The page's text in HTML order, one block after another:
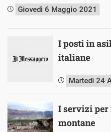
Giovedì 6 Maggio 2021
I posti in
italiane
Martedì 24
I servizi per
montane